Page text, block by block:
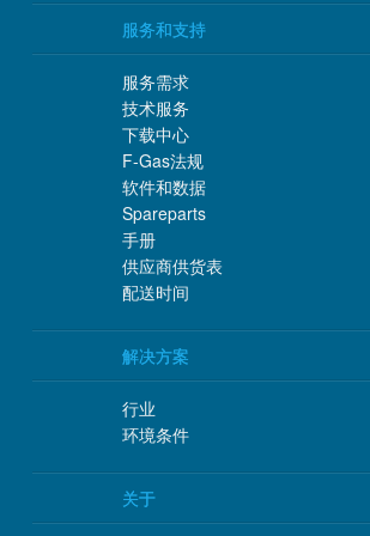
服务和支持
服务需求
技术服务
下载中心
F-Gas法规
软件和数据
Spareparts
手册
供应商供货表
配送时间
解决方案
行业
环境条件
关于